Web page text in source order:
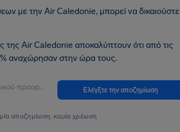
με την Air Caledonie, μπορεί να δικαιούστε
της Air Caledonie αποκαλύπτουν ότι από τις
αναχώρησαν στην ώρα τους.
Ελέγξτε την αποζημίωση
αποζημίωση, καμία χρέωση